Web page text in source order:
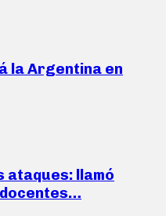
la Argentina en
ataques: llamó